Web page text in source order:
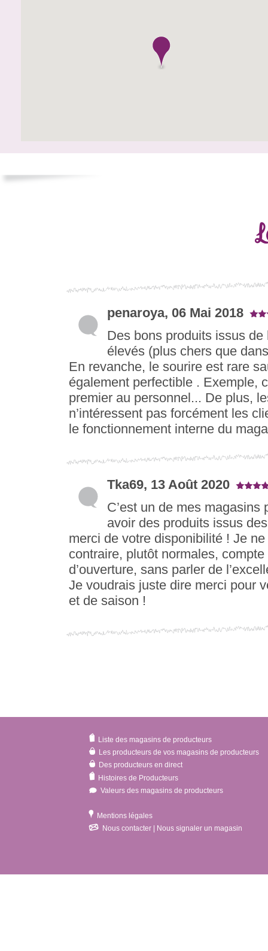
penaroya, 06 Mai 2018
Des bons produits issus de
élevés (plus chers que
En revanche, le sourire est rare
également perfectible . Exemple,
premier au personnel... De plus,
n’intéressent pas forcément les
le fonctionnement interne du
Tka69, 13 Août 2020
C’est un de mes
avoir des produits issus
merci de votre disponibilité ! Je
contraire, plutôt normales,
d’ouverture, sans parler de
Je voudrais juste dire merci pour
et de saison !
Liste des magasins de producteurs
Les producteurs de vos magasins de producteurs
Des producteurs en direct
Histoires de Producteurs
Valeurs des magasins de producteurs
Mentions légales
Nous contacter | Nous signaler un magasin